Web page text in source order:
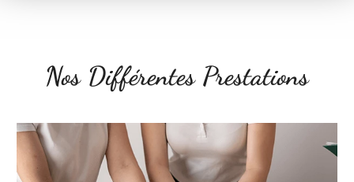
Nos Différentes Prestations